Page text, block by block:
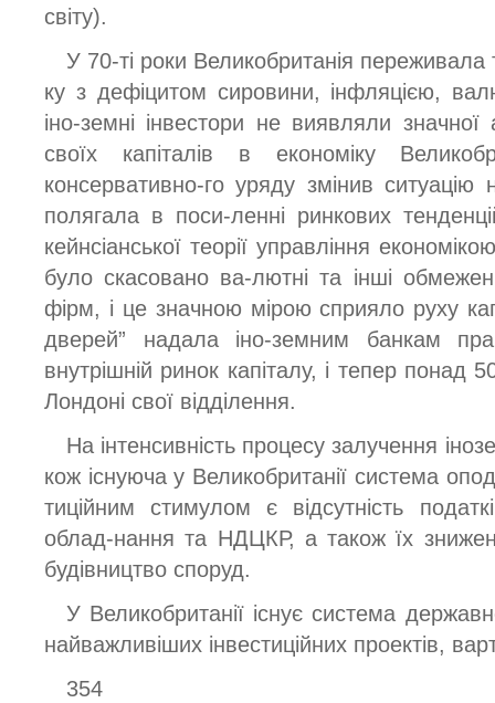
світу).
У 70-ті роки Великобританія переживала
ку з дефіцитом сировини, інфляцією,
іно-земні інвестори не виявляли
своїх капіталів в економіку
консервативно-го уряду змінив
полягала в поси-ленні ринкових
кейнсіанської теорії управління
було скасовано ва-лютні та інші
фірм, і це значною мірою сприяло руху
дверей” надала іно-земним банкам
внутрішній ринок капіталу, і тепер понад
Лондоні свої відділення.
На інтенсивність процесу залучення
кож існуюча у Великобританії система
тиційним стимулом є відсутність
облад-нання та НДЦКР, а також їх
будівництво споруд.
У Великобританії існує система
найважливіших інвестиційних проектів,
354